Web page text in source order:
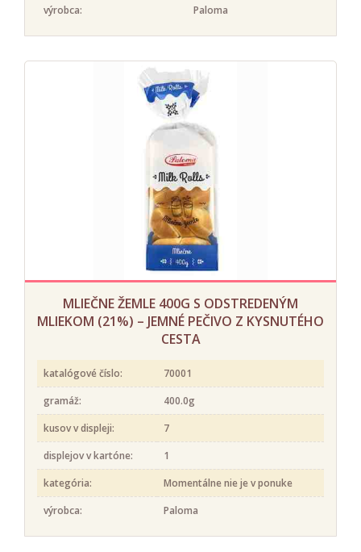
výrobca:
Paloma
MLIEČNE ŽEMLE 400G S ODSTREDENÝM
MLIEKOM (21%) – JEMNÉ PEČIVO Z KYSNUTÉHO
CESTA
katalógové číslo:
70001
gramáž:
400.0g
kusov v displeji:
7
displejov v kartóne:
1
kategória:
Momentálne nie je v ponuke
výrobca:
Paloma